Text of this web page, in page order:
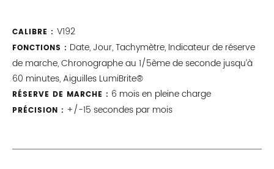
CALIBRE : V192
FONCTIONS : Date, Jour, Tachymètre, Indicateur de réserve
de marche, Chronographe au 1/5ème de seconde jusqu’à
60 minutes, Aiguilles LumiBrite®
RÉSERVE DE MARCHE : 6 mois en pleine charge
PRÉCISION : +/-15 secondes par mois